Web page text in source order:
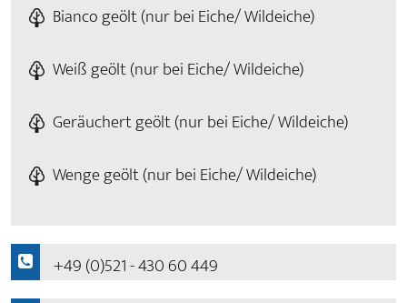
Bianco geölt (nur bei Eiche/ Wildeiche)
Weiß geölt (nur bei Eiche/ Wildeiche)
Geräuchert geölt (nur bei Eiche/ Wildeiche)
Wenge geölt (nur bei Eiche/ Wildeiche)
+49 (0)521 - 430 60 449